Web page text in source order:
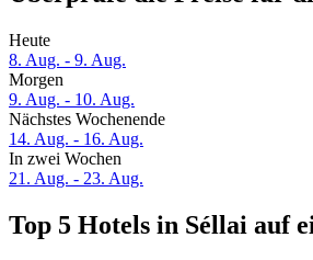
Heute
8. Aug. - 9. Aug.
Morgen
9. Aug. - 10. Aug.
Nächstes Wochenende
14. Aug. - 16. Aug.
In zwei Wochen
21. Aug. - 23. Aug.
Top 5 Hotels in Séllai auf